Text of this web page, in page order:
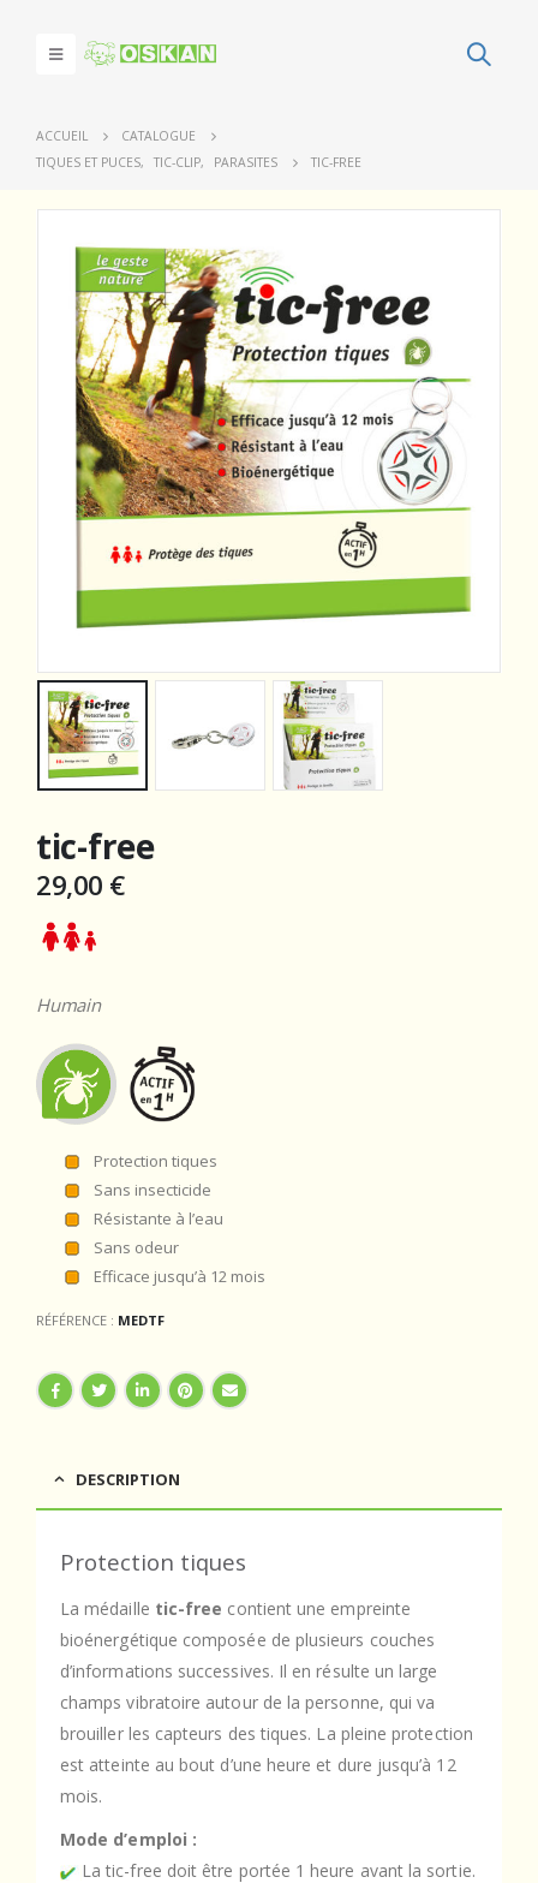
ACCUEIL
CATALOGUE
TIQUES ET PUCES, TIC-CLIP, PARASITES TIC-FREE
tic-free
29,00 €
Humain
Protection tiques
Sans insecticide
Résistante à l’eau
Sans odeur
Efficace jusqu’à 12 mois
RÉFÉRENCE : MEDTF
DESCRIPTION
Protection tiques
La médaille tic-free contient une empreinte
bioénergétique composée de plusieurs couches
d’informations successives. Il en résulte un large
champs vibratoire autour de la personne, qui va
brouiller les capteurs des tiques. La pleine protection
est atteinte au bout d’une heure et dure jusqu’à 12
mois.
Mode d’emploi :
La tic-free doit être portée 1 heure avant la sortie.